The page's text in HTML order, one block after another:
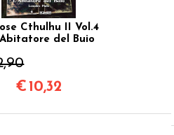
Cthulhu II Vol.4
del Buio
€ 10,32